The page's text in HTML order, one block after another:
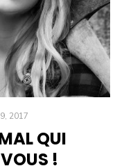
2017
QUI
!